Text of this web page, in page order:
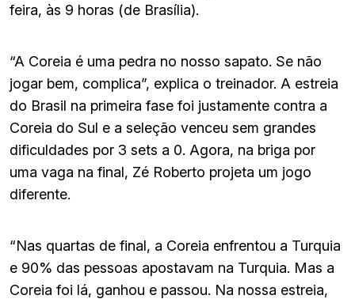
feira, às 9 horas (de Brasília).
“A Coreia é uma pedra no nosso sapato. Se não
jogar bem, complica”, explica o treinador. A estreia
do Brasil na primeira fase foi justamente contra a
Coreia do Sul e a seleção venceu sem grandes
dificuldades por 3 sets a 0. Agora, na briga por
uma vaga na final, Zé Roberto projeta um jogo
diferente.
“Nas quartas de final, a Coreia enfrentou a Turquia
e 90% das pessoas apostavam na Turquia. Mas a
Coreia foi lá, ganhou e passou. Na nossa estreia,